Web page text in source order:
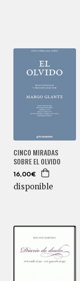
CINCO MIRADAS
SOBRE EL OLVIDO
16,00€
disponible